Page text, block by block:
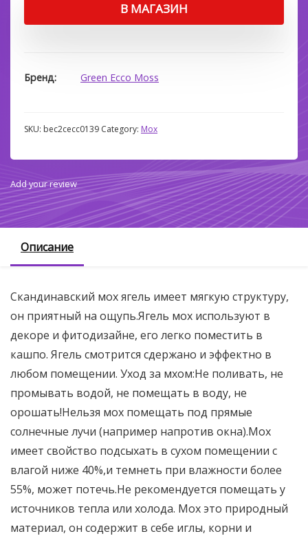
В МАГАЗИН
Бренд Green Ecco Moss
SKU: bec2cecc0139 Category: Мох
Add your review
Описание
Скандинавский мох ягель имеет мягкую структуру,
он приятный на ощупь.Ягель мох используют в
декоре и фитодизайне, его легко поместить в
кашпо. Ягель смотрится сдержано и эффектно в
любом помещении. Уход за мхом:Не поливать, не
промывать водой, не помещать в воду, не
орошать!Нельзя мох помещать под прямые
солнечные лучи (например напротив окна).Мох
имеет свойство подсыхать в сухом помещении с
влагой ниже 40%,и темнеть при влажности более
55%, может потечь.Не рекомендуется помещать у
источников тепла или холода. Мох это природный
материал, он содержит в себе иглы, корни и